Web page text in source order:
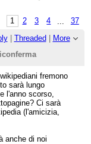
1 2 3 4
37
| Threaded
More
fremono
sarà lungo
l'anno scorso,
Ci sarà
(l'amicizia,
anche di noi